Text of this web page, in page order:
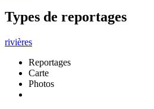
Types de reportages
rivières
Reportages
Carte
Photos